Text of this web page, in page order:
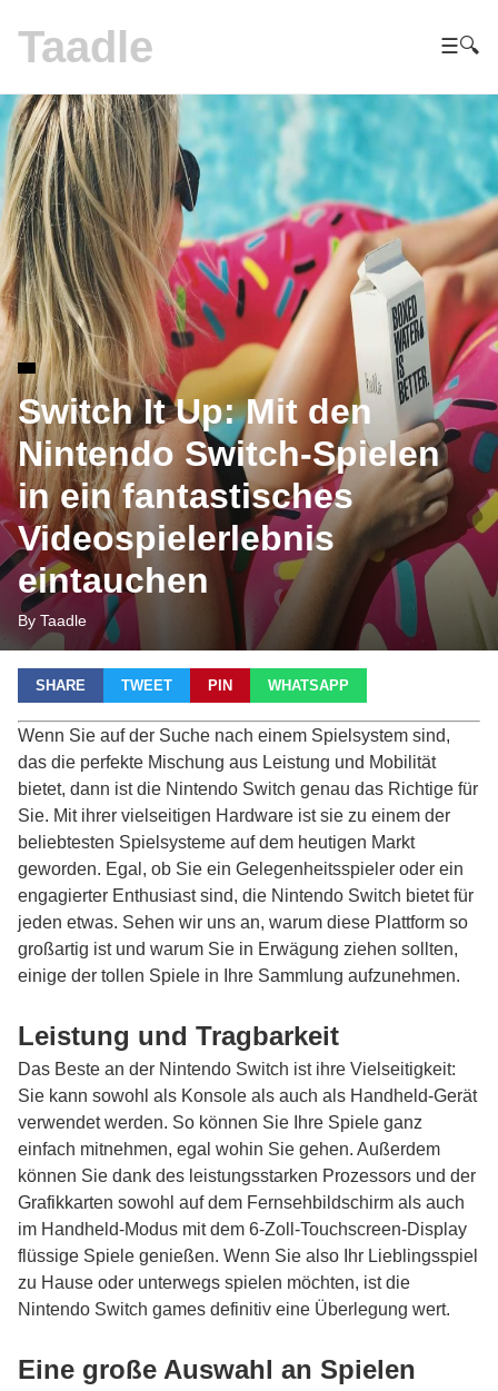
Taadle ☰🔍
Switch It Up: Mit den
Nintendo Switch-Spielen
in ein fantastisches
Videospielerlebnis
eintauchen
By Taadle
SHARE TWEET PIN WHATSAPP
Wenn Sie auf der Suche nach einem Spielsystem sind,
das die perfekte Mischung aus Leistung und Mobilität
bietet, dann ist die Nintendo Switch genau das Richtige für
Sie. Mit ihrer vielseitigen Hardware ist sie zu einem der
beliebtesten Spielsysteme auf dem heutigen Markt
geworden. Egal, ob Sie ein Gelegenheitsspieler oder ein
engagierter Enthusiast sind, die Nintendo Switch bietet für
jeden etwas. Sehen wir uns an, warum diese Plattform so
großartig ist und warum Sie in Erwägung ziehen sollten,
einige der tollen Spiele in Ihre Sammlung aufzunehmen.
Leistung und Tragbarkeit
Das Beste an der Nintendo Switch ist ihre Vielseitigkeit:
Sie kann sowohl als Konsole als auch als Handheld-Gerät
verwendet werden. So können Sie Ihre Spiele ganz
einfach mitnehmen, egal wohin Sie gehen. Außerdem
können Sie dank des leistungsstarken Prozessors und der
Grafikkarten sowohl auf dem Fernsehbildschirm als auch
im Handheld-Modus mit dem 6-Zoll-Touchscreen-Display
flüssige Spiele genießen. Wenn Sie also Ihr Lieblingsspiel
zu Hause oder unterwegs spielen möchten, ist die
Nintendo Switch games definitiv eine Überlegung wert.
Eine große Auswahl an Spielen